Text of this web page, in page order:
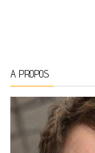
A PROPOS